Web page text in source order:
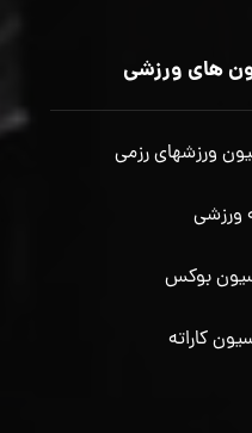
های ورزشی
ورزشهای رزمی
ورزشی
بوکس
کاراته